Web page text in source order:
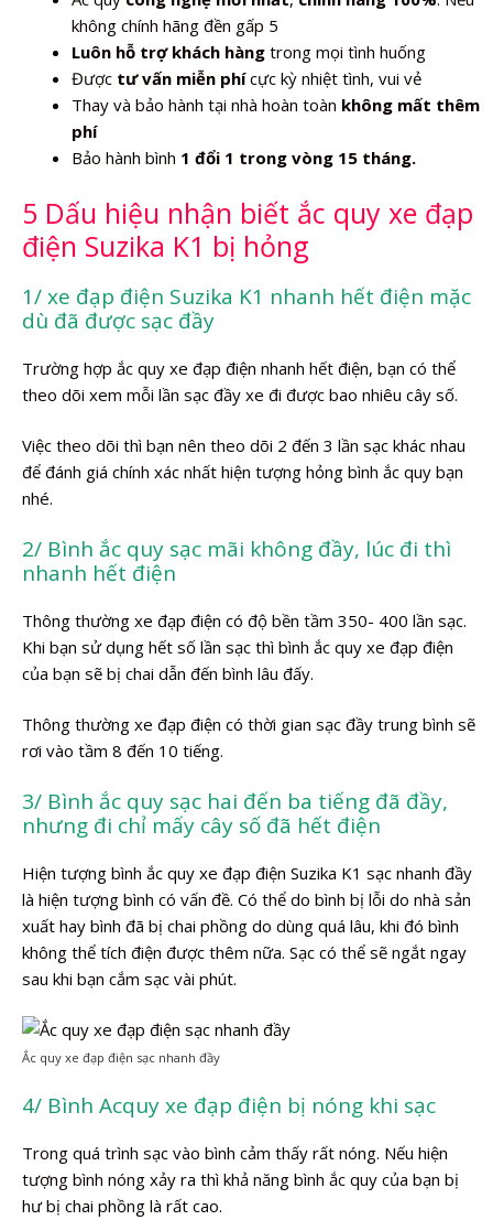
không chính hãng đền gấp 5
Luôn hỗ trợ khách hàng trong mọi tình huống
Được tư vấn miễn phícực kỳ nhiệt tình, vui vẻ
Thay và bảo hành tại nhà hoàn toàn không mất thêm
phí
Bảo hành bình 1 đổi 1 trong vòng 15 tháng.
5 Dấu hiệu nhận biết ắc quy xe đạp
điện Suzika K1 bị hỏng
1/ xe đạp điện Suzika K1 nhanh hết điện mặc
dù đã được sạc đầy
Trường hợp ắc quy xe đạp điện nhanh hết điện, bạn có thể
theo dõi xem mỗi lần sạc đầy xe đi được bao nhiêu cây số.
Việc theo dõi thì bạn nên theo dõi 2 đến 3 lần sạc khác nhau
để đánh giá chính xác nhất hiện tượng hỏng bình ắc quy bạn
nhé.
2/ Bình ắc quy sạc mãi không đầy, lúc đi thì
nhanh hết điện
Thông thường xe đạp điện có độ bền tầm 350- 400 lần sạc.
Khi bạn sử dụng hết số lần sạc thì bình ắc quy xe đạp điện
của bạn sẽ bị chai dẫn đến bình lâu đấy.
Thông thường xe đạp điện có thời gian sạc đầy trung bình sẽ
rơi vào tầm 8 đến 10 tiếng.
3/ Bình ắc quy sạc hai đến ba tiếng đã đầy,
nhưng đi chỉ mấy cây số đã hết điện
Hiện tượng bình ắc quy xe đạp điện Suzika K1 sạc nhanh đầy
là hiện tượng bình có vấn đề. Có thể do bình bị lỗi do nhà sản
xuất hay bình đã bị chai phồng do dùng quá lâu, khi đó bình
không thể tích điện được thêm nữa. Sạc có thể sẽ ngắt ngay
sau khi bạn cắm sạc vài phút.
Ắc quy xe đạp điện sạc nhanh đầy
4/ Bình Acquy xe đạp điện bị nóng khi sạc
Trong quá trình sạc vào bình cảm thấy rất nóng. Nếu hiện
tượng bình nóng xảy ra thì khả năng bình ắc quy của bạn bị
hư bị chai phồng là rất cao.